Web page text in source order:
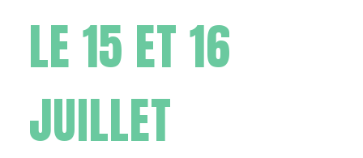
LE 15 ET 16
JUILLET